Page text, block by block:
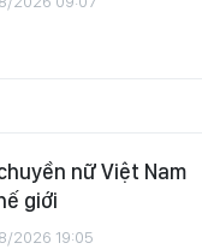
nữ Việt Nam
giới
2026 19:05